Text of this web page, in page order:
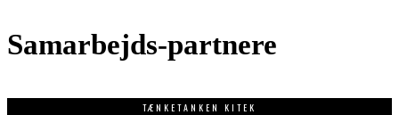
Samarbejds-partnere
TÆNKETANKEN KITEK